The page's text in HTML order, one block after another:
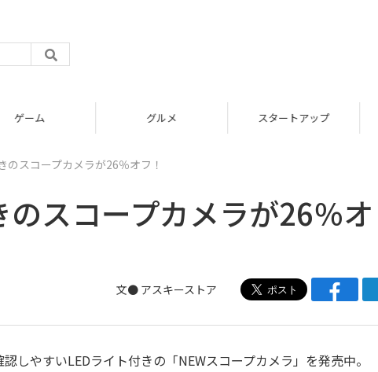
ーム グルメ スタートアップ
のスコープカメラが26％オフ！
スコープカメラが26％オ
文● アスキーストア
しやすいLEDライト付きの「NEWスコープカメラ」を発売中。